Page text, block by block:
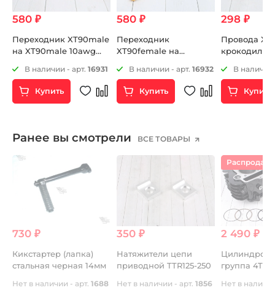
580 ₽
Переходник XT90male
на XT90male 10awg
В наличии - арт. 16931
Купить
580 ₽
Переходник
XT90female на
200mm
В наличии - арт. 16932
Купить
298 ₽
Провода
В наличии
Купить
Ранее вы смотрели ВСЕ ТОВАРЫ
730 ₽
Кикстартер (лапка)
стальная черная 14мм
Нет в наличии - арт. 1688
350 ₽
Натяжители цепи
приводной TTR125-250
Нет в наличии - арт. 1856
Распродажа
2 490 ₽
Цилиндро-
группа 4T
Нет в